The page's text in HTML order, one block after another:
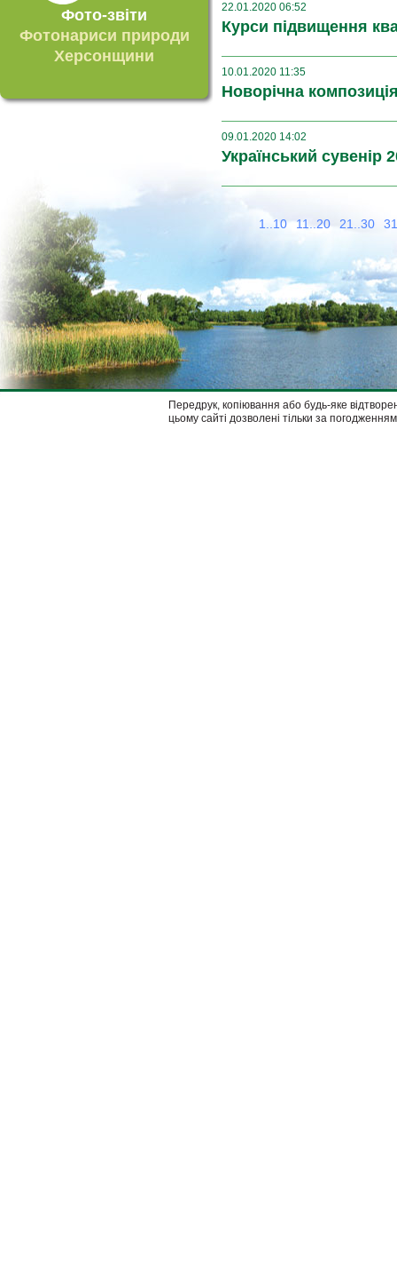
Фото-звіти
Фотонариси природи
Херсонщини
22.01.2020 06:52
Курси підвищення
10.01.2020 11:35
Новорічна
09.01.2020 14:02
Український сувенір
1..10 11..20 21..30
Передрук, копіювання або будь-яке
цьому сайті дозволені тільки за